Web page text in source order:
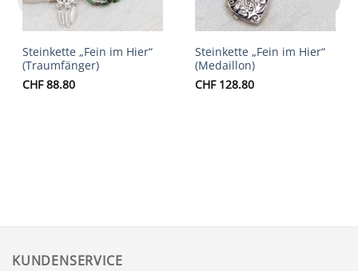
Steinkette „Fein im Hier“
(Traumfänger)
CHF88.80
Steinkette „Fein im Hier“
(Medaillon)
CHF128.80
KUNDENSERVICE